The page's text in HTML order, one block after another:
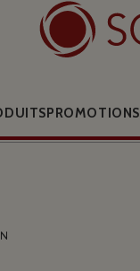
PROMOTIONS